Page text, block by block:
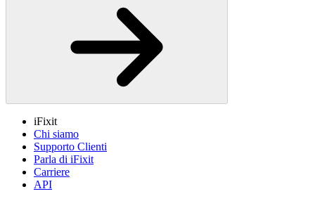
iFixit
Chi siamo
Supporto Clienti
Parla di iFixit
Carriere
API